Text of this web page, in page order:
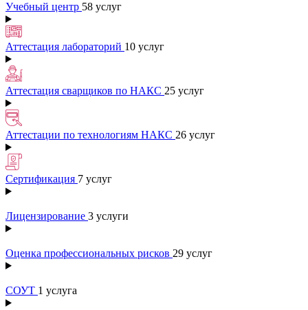
Учебный центр 58 услуг
Аттестация лабораторий 10 услуг
Аттестация сварщиков по НАКС 25 услуг
Аттестации по технологиям НАКС 26 услуг
Сертификация 7 услуг
Лицензирование 3 услуги
Оценка профессиональных рисков 29 услуг
СОУТ 1 услуга